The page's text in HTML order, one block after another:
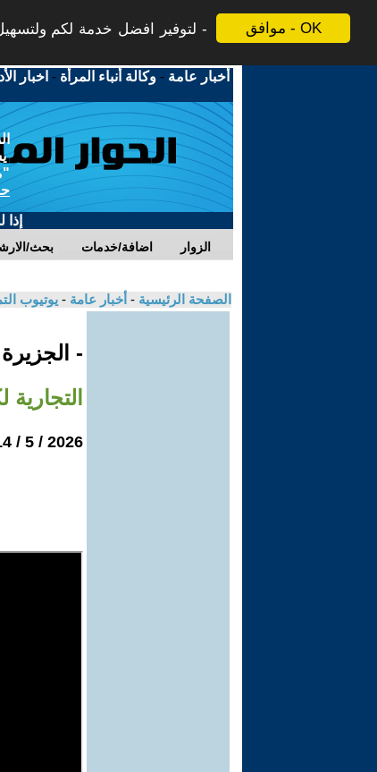
موافق - OK
لتوفير افضل خدمة لكم
أخبار عامة -وكالة أنباء المرأة - اخبار
بحث/ اضافة/خدمات الزوار
الصفحة الرئيسية - أخبار عامة - يوتيوب
- الجزيرة
2026 / 5 / 14